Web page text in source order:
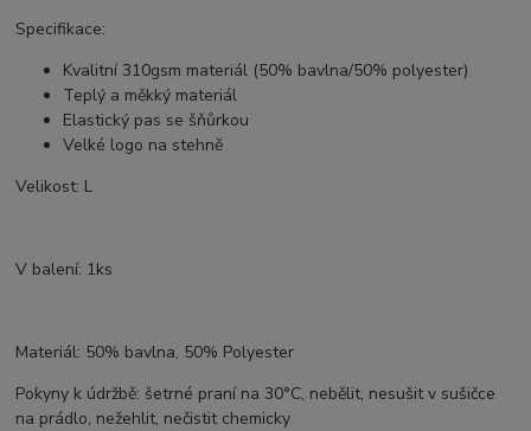
Specifikace:
Kvalitní 310gsm materiál (50% bavlna/50% polyester)
Teplý a měkký materiál
Elastický pas se šňůrkou
Velké logo na stehně
Velikost: L
V balení: 1ks
Materiál: 50% bavlna, 50% Polyester
Pokyny k údržbě: šetrné praní na 30°C, nebělit, nesušit v sušičce
na prádlo, nežehlit, nečistit chemicky